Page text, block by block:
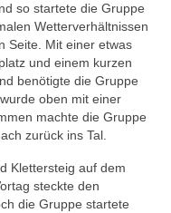
so startete die Gruppe
Wetterverhältnissen
Seite. Mit einer etwas
und einem kurzen
benötigte die Gruppe
oben mit einer
machte die Gruppe
zurück ins Tal.
Klettersteig auf dem
steckte den
die Gruppe startete